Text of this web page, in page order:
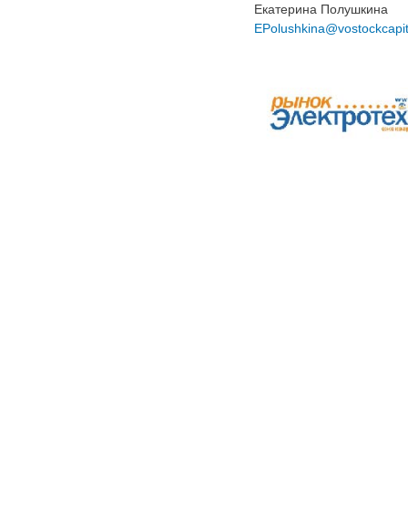
Екатерина Полушкина